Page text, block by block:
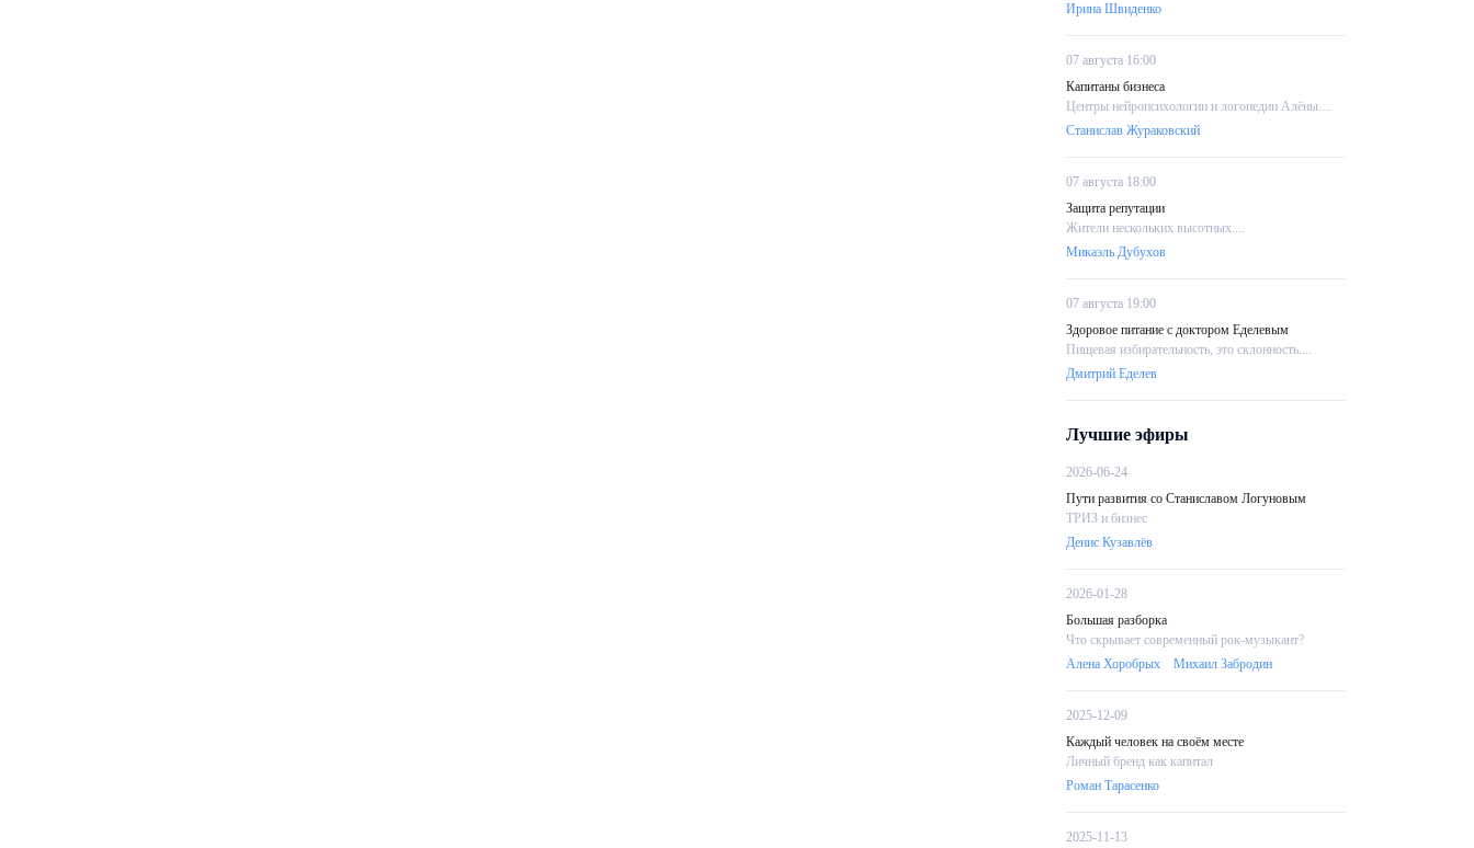
Ирина Швиденко
07 августа 16:00
Капитаны бизнеса
Центры нейропсихологии и логопедии Алёны....
Станислав Жураковский
07 августа 18:00
Защита репутации
Жители нескольких высотных....
Микаэль Дубухов
07 августа 19:00
Здоровое питание с доктором Еделевым
Пищевая избирательность, это склонность....
Дмитрий Еделев
Лучшие эфиры
2026-06-24
Пути развития со Станиславом Логуновым
ТРИЗ и бизнес
Денис Кузавлёв
2026-01-28
Большая разборка
Что скрывает современный рок-музыкант?
Алена Хоробрых
Михаил Забродин
2025-12-09
Каждый человек на своём месте
Личный бренд как капитал
Роман Тарасенко
2025-11-13